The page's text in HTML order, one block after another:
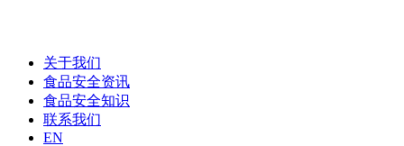
关于我们
食品安全资讯
食品安全知识
联系我们
EN